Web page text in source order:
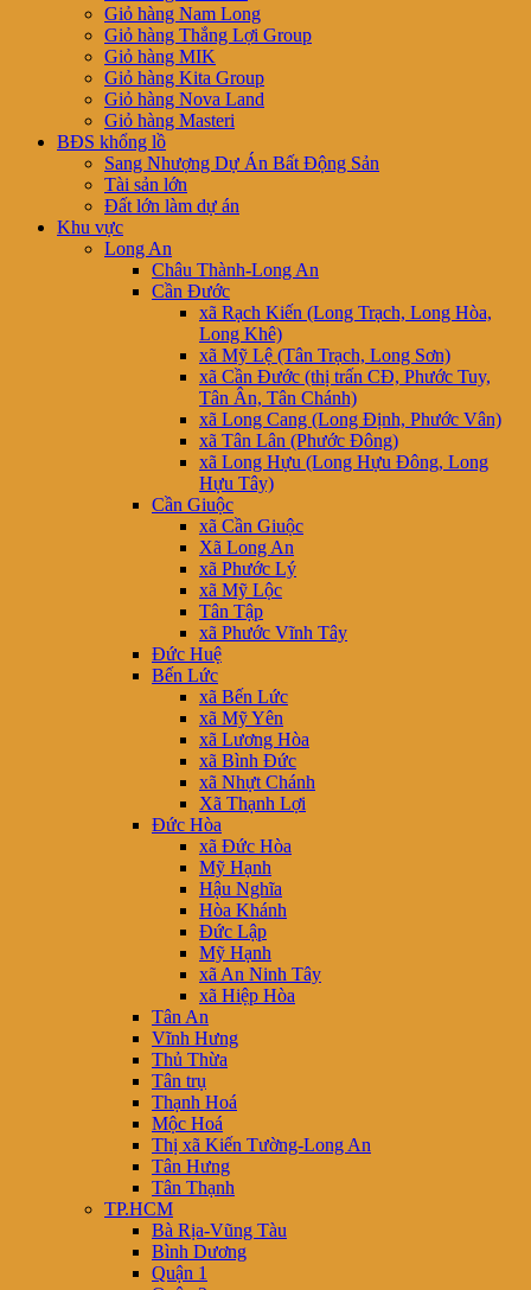
Giỏ hàng Nam Long
Giỏ hàng Thắng Lợi Group
Giỏ hàng MIK
Giỏ hàng Kita Group
Giỏ hàng Nova Land
Giỏ hàng Masteri
BĐS khổng lồ
Sang Nhượng Dự Án Bất Động Sản
Tài sản lớn
Đất lớn làm dự án
Khu vực
Long An
Châu Thành-Long An
Cần Đước
xã Rạch Kiến (Long Trạch, Long Hòa,
Long Khê)
xã Mỹ Lệ (Tân Trạch, Long Sơn)
xã Cần Đước (thị trấn CĐ, Phước Tuy,
Tân Ân, Tân Chánh)
xã Long Cang (Long Định, Phước Vân)
xã Tân Lân (Phước Đông)
xã Long Hựu (Long Hựu Đông, Long
Hựu Tây)
Cần Giuộc
xã Cần Giuộc
Xã Long An
xã Phước Lý
xã Mỹ Lộc
Tân Tập
xã Phước Vĩnh Tây
Đức Huệ
Bến Lức
xã Bến Lức
xã Mỹ Yên
xã Lương Hòa
xã Bình Đức
xã Nhựt Chánh
Xã Thạnh Lợi
Đức Hòa
xã Đức Hòa
Mỹ Hạnh
Hậu Nghĩa
Hòa Khánh
Đức Lập
Mỹ Hạnh
xã An Ninh Tây
xã Hiệp Hòa
Tân An
Vĩnh Hưng
Thủ Thừa
Tân trụ
Thạnh Hoá
Mộc Hoá
Thị xã Kiến Tường-Long An
Tân Hưng
Tân Thạnh
TP.HCM
Bà Rịa-Vũng Tàu
Bình Dương
Quận 1